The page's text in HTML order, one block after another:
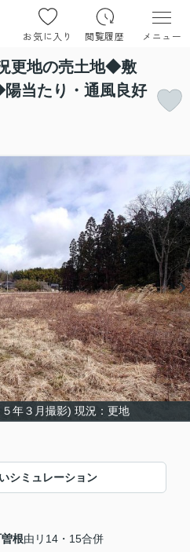
お気に入り 閲覧履歴 メニュー
更地の売土地◆敷
当たり・通風良好
５年３月撮影) 現況：更地
シミュレーション
曽根由リ14・15合併